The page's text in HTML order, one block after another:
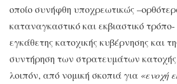
οποίο συνήφθη υποχρεωτικώς
καταναγκαστικό και εκβιαστικό
εγκάθετης κατοχικής κυβέρνησης και
συντήρηση των στρατευμάτων
λοιπόν, από νομική σκοπιά για «ενοχή